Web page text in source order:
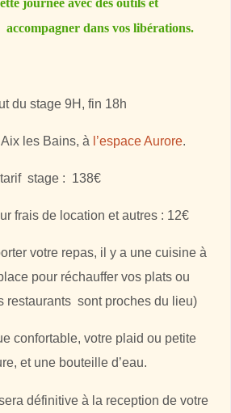
journée avec des outils et
accompagner dans vos libérations.
du stage 9H, fin 18h
les Bains, à l’espace Aurore.
tarif stage : 138€
frais de location et autres : 12€
votre repas, il y a une cuisine à
pour réchauffer vos plats ou
restaurants sont proches du lieu)
confortable, votre plaid ou petite
et une bouteille d’eau.
définitive à la reception de votre